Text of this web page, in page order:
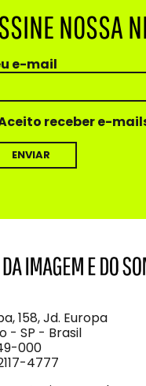
NOSSA
e-mail
receber e-
158, Jd. Europa
- SP - Brasil
000
4777